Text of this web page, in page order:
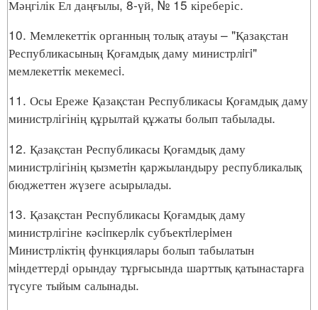
Мәңгілік Ел даңғылы, 8-үй, № 15 кіреберіс.
10. Мемлекеттік органның толық атауы – "Қазақстан
Республикасының Қоғамдық даму министрлiгi"
мемлекеттiк мекемесi.
11. Осы Ереже Қазақстан Республикасы Қоғамдық даму
министрлігінің құрылтай құжаты болып табылады.
12. Қазақстан Республикасы Қоғамдық даму
министрлігінің қызметiн қаржыландыру республикалық
бюджеттен жүзеге асырылады.
13. Қазақстан Республикасы Қоғамдық даму
министрлігіне кәсiпкерлiк субъектiлерiмен
Министрліктің функциялары болып табылатын
мiндеттердi орындау тұрғысында шарттық қатынастарға
түсуге тыйым салынады.